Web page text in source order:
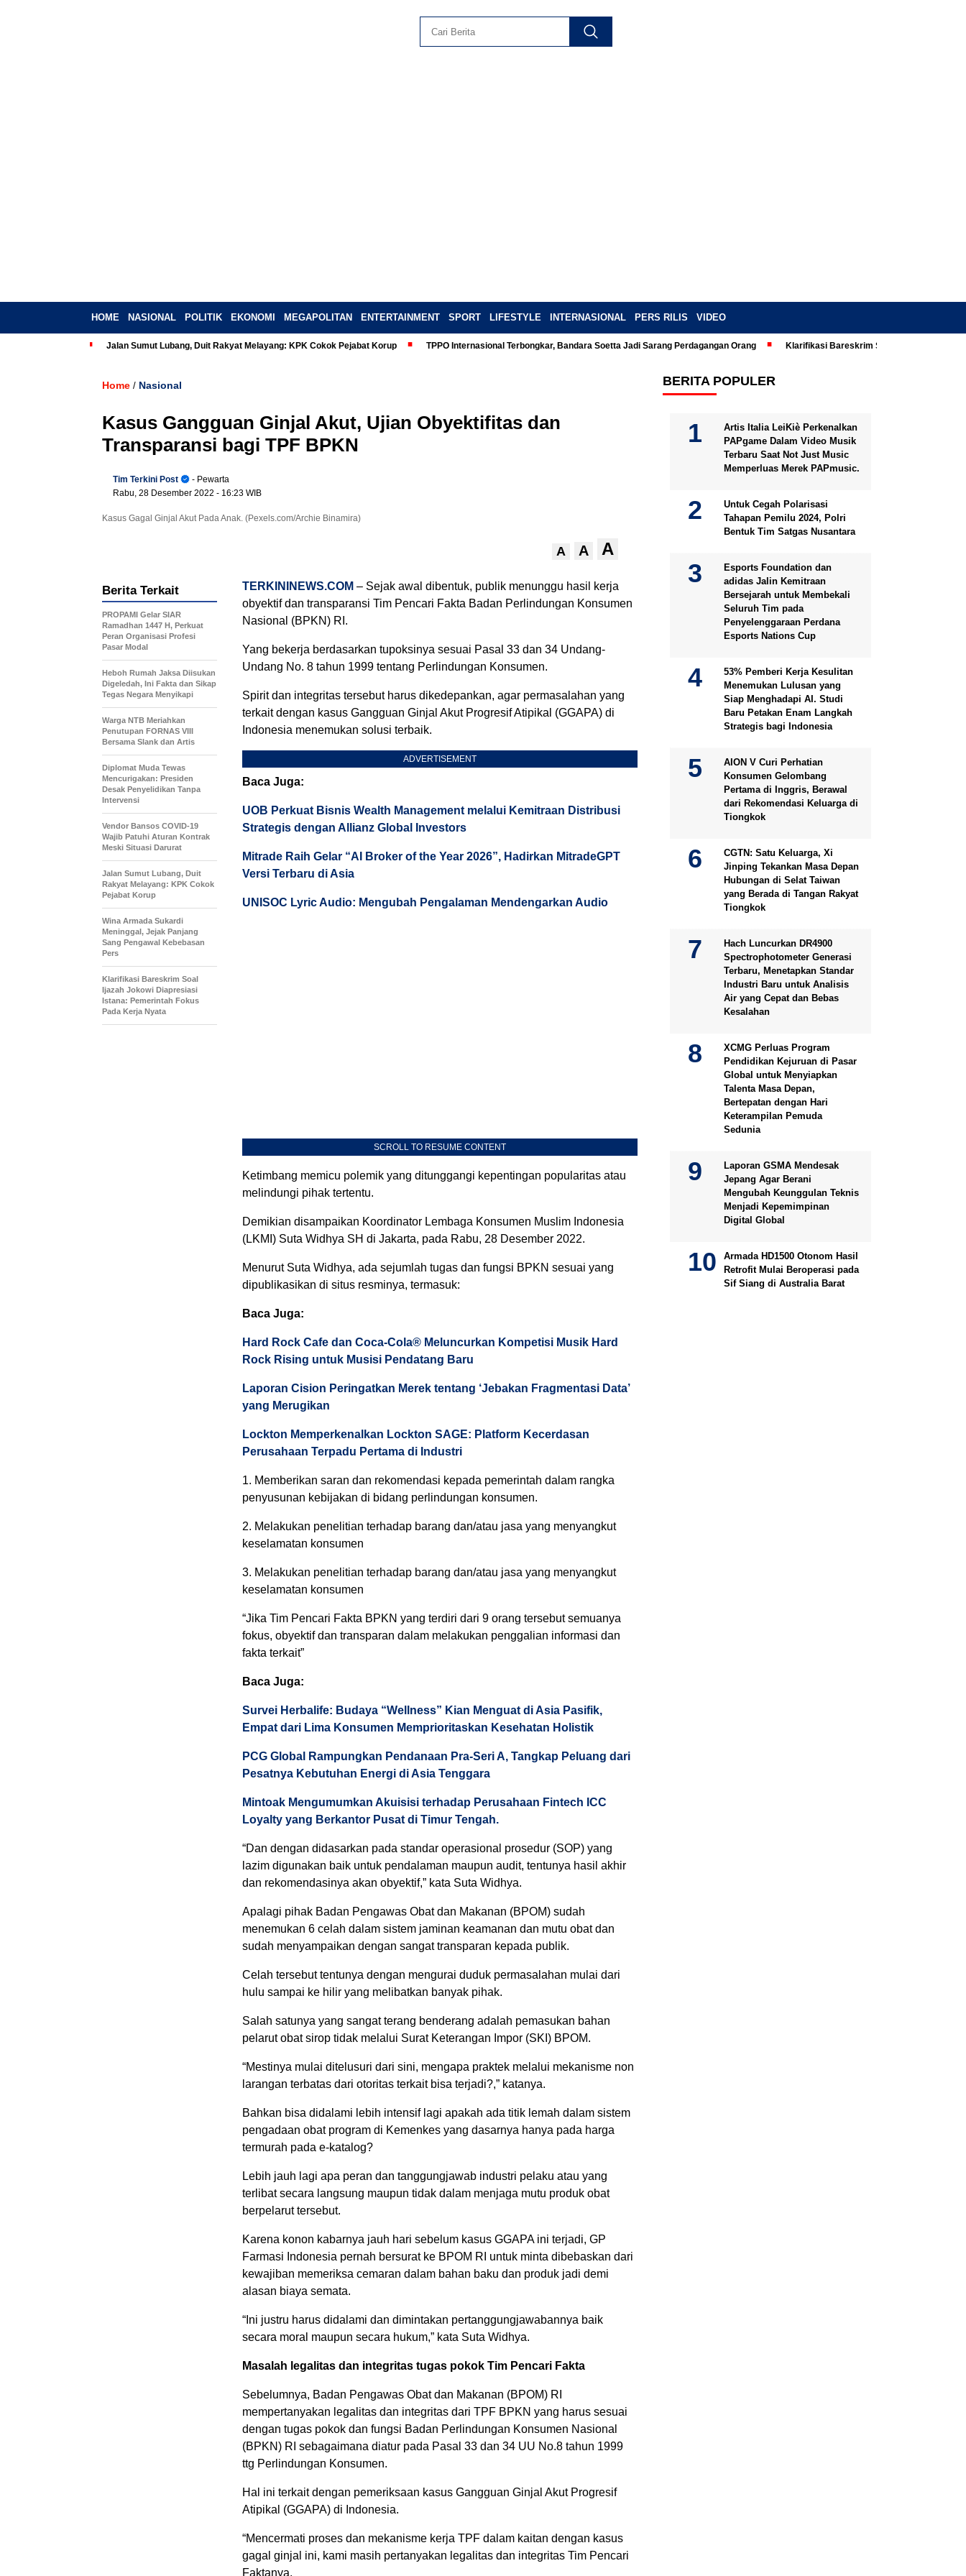
HOME NASIONAL POLITIK EKONOMI MEGAPOLITAN ENTERTAINMENT SPORT LIFESTYLE INTERNASIONAL PERS RILIS VIDEO
Jalan Sumut Lubang, Duit Rakyat Melayang: KPK Cokok Pejabat Korup TPPO Internasional Terbongkar, Bandara Soetta Jadi Sarang Perdagangan Orang Klarifikasi Bareskrim Soal Ijazah Jokowi
Home / Nasional
Kasus Gangguan Ginjal Akut, Ujian Obyektifitas dan
Transparansi bagi TPF BPKN
Tim Terkini Post
- Pewarta
Rabu, 28 Desember 2022 - 16:23 WIB
Kasus Gagal Ginjal Akut Pada Anak. (Pexels.com/Archie Binamira)
A A A
TERKININEWS.COM – Sejak awal dibentuk, publik menunggu hasil kerja
obyektif dan transparansi Tim Pencari Fakta Badan Perlindungan Konsumen
Nasional (BPKN) RI.
Yang bekerja berdasarkan tupoksinya sesuai Pasal 33 dan 34 Undang-
Undang No. 8 tahun 1999 tentang Perlindungan Konsumen.
Spirit dan integritas tersebut harus dikedepankan, agar permasalahan yang
terkait dengan kasus Gangguan Ginjal Akut Progresif Atipikal (GGAPA) di
Indonesia menemukan solusi terbaik.
ADVERTISEMENT
Baca Juga:
UOB Perkuat Bisnis Wealth Management melalui Kemitraan Distribusi
Strategis dengan Allianz Global Investors
Mitrade Raih Gelar “AI Broker of the Year 2026”, Hadirkan MitradeGPT
Versi Terbaru di Asia
UNISOC Lyric Audio: Mengubah Pengalaman Mendengarkan Audio
SCROLL TO RESUME CONTENT
Ketimbang memicu polemik yang ditunggangi kepentingan popularitas atau
melindungi pihak tertentu.
Demikian disampaikan Koordinator Lembaga Konsumen Muslim Indonesia
(LKMI) Suta Widhya SH di Jakarta, pada Rabu, 28 Desember 2022.
Menurut Suta Widhya, ada sejumlah tugas dan fungsi BPKN sesuai yang
dipublikasikan di situs resminya, termasuk:
Baca Juga:
Hard Rock Cafe dan Coca-Cola® Meluncurkan Kompetisi Musik Hard
Rock Rising untuk Musisi Pendatang Baru
Laporan Cision Peringatkan Merek tentang ‘Jebakan Fragmentasi Data’
yang Merugikan
Lockton Memperkenalkan Lockton SAGE: Platform Kecerdasan
Perusahaan Terpadu Pertama di Industri
1. Memberikan saran dan rekomendasi kepada pemerintah dalam rangka
penyusunan kebijakan di bidang perlindungan konsumen.
2. Melakukan penelitian terhadap barang dan/atau jasa yang menyangkut
keselamatan konsumen
3. Melakukan penelitian terhadap barang dan/atau jasa yang menyangkut
keselamatan konsumen
“Jika Tim Pencari Fakta BPKN yang terdiri dari 9 orang tersebut semuanya
fokus, obyektif dan transparan dalam melakukan penggalian informasi dan
fakta terkait”
Baca Juga:
Survei Herbalife: Budaya “Wellness” Kian Menguat di Asia Pasifik,
Empat dari Lima Konsumen Memprioritaskan Kesehatan Holistik
PCG Global Rampungkan Pendanaan Pra-Seri A, Tangkap Peluang dari
Pesatnya Kebutuhan Energi di Asia Tenggara
Mintoak Mengumumkan Akuisisi terhadap Perusahaan Fintech ICC
Loyalty yang Berkantor Pusat di Timur Tengah.
“Dan dengan didasarkan pada standar operasional prosedur (SOP) yang
lazim digunakan baik untuk pendalaman maupun audit, tentunya hasil akhir
dan rekomendasinya akan obyektif,” kata Suta Widhya.
Apalagi pihak Badan Pengawas Obat dan Makanan (BPOM) sudah
menemukan 6 celah dalam sistem jaminan keamanan dan mutu obat dan
sudah menyampaikan dengan sangat transparan kepada publik.
Celah tersebut tentunya dengan mengurai duduk permasalahan mulai dari
hulu sampai ke hilir yang melibatkan banyak pihak.
Salah satunya yang sangat terang benderang adalah pemasukan bahan
pelarut obat sirop tidak melalui Surat Keterangan Impor (SKI) BPOM.
“Mestinya mulai ditelusuri dari sini, mengapa praktek melalui mekanisme non
larangan terbatas dari otoritas terkait bisa terjadi?,” katanya.
Bahkan bisa didalami lebih intensif lagi apakah ada titik lemah dalam sistem
pengadaan obat program di Kemenkes yang dasarnya hanya pada harga
termurah pada e-katalog?
Lebih jauh lagi apa peran dan tanggungjawab industri pelaku atau yang
terlibat secara langsung maupun tidak dalam menjaga mutu produk obat
berpelarut tersebut.
Karena konon kabarnya jauh hari sebelum kasus GGAPA ini terjadi, GP
Farmasi Indonesia pernah bersurat ke BPOM RI untuk minta dibebaskan dari
kewajiban memeriksa cemaran dalam bahan baku dan produk jadi demi
alasan biaya semata.
“Ini justru harus didalami dan dimintakan pertanggungjawabannya baik
secara moral maupun secara hukum,” kata Suta Widhya.
Masalah legalitas dan integritas tugas pokok Tim Pencari Fakta
Sebelumnya, Badan Pengawas Obat dan Makanan (BPOM) RI
mempertanyakan legalitas dan integritas dari TPF BPKN yang harus sesuai
dengan tugas pokok dan fungsi Badan Perlindungan Konsumen Nasional
(BPKN) RI sebagaimana diatur pada Pasal 33 dan 34 UU No.8 tahun 1999
ttg Perlindungan Konsumen.
Hal ini terkait dengan pemeriksaan kasus Gangguan Ginjal Akut Progresif
Atipikal (GGAPA) di Indonesia.
“Mencermati proses dan mekanisme kerja TPF dalam kaitan dengan kasus
gagal ginjal ini, kami masih pertanyakan legalitas dan integritas Tim Pencari
Faktanya.
Berita Terkait
PROPAMI Gelar SIAR
Ramadhan 1447 H, Perkuat
Peran Organisasi Profesi
Pasar Modal
Heboh Rumah Jaksa Diisukan
Digeledah, Ini Fakta dan Sikap
Tegas Negara Menyikapi
Warga NTB Meriahkan
Penutupan FORNAS VIII
Bersama Slank dan Artis
Diplomat Muda Tewas
Mencurigakan: Presiden
Desak Penyelidikan Tanpa
Intervensi
Vendor Bansos COVID-19
Wajib Patuhi Aturan Kontrak
Meski Situasi Darurat
Jalan Sumut Lubang, Duit
Rakyat Melayang: KPK Cokok
Pejabat Korup
Wina Armada Sukardi
Meninggal, Jejak Panjang
Sang Pengawal Kebebasan
Pers
Klarifikasi Bareskrim Soal
Ijazah Jokowi Diapresiasi
Istana: Pemerintah Fokus
Pada Kerja Nyata
BERITA POPULER
Artis Italia LeiKiè Perkenalkan
PAPgame Dalam Video Musik
Terbaru Saat Not Just Music
Memperluas Merek PAPmusic.
Untuk Cegah Polarisasi
Tahapan Pemilu 2024, Polri
Bentuk Tim Satgas Nusantara
Esports Foundation dan
adidas Jalin Kemitraan
Bersejarah untuk Membekali
Seluruh Tim pada
Penyelenggaraan Perdana
Esports Nations Cup
53% Pemberi Kerja Kesulitan
Menemukan Lulusan yang
Siap Menghadapi AI. Studi
Baru Petakan Enam Langkah
Strategis bagi Indonesia
AION V Curi Perhatian
Konsumen Gelombang
Pertama di Inggris, Berawal
dari Rekomendasi Keluarga di
Tiongkok
CGTN: Satu Keluarga, Xi
Jinping Tekankan Masa Depan
Hubungan di Selat Taiwan
yang Berada di Tangan Rakyat
Tiongkok
Hach Luncurkan DR4900
Spectrophotometer Generasi
Terbaru, Menetapkan Standar
Industri Baru untuk Analisis
Air yang Cepat dan Bebas
Kesalahan
XCMG Perluas Program
Pendidikan Kejuruan di Pasar
Global untuk Menyiapkan
Talenta Masa Depan,
Bertepatan dengan Hari
Keterampilan Pemuda
Sedunia
Laporan GSMA Mendesak
Jepang Agar Berani
Mengubah Keunggulan Teknis
Menjadi Kepemimpinan
Digital Global
Armada HD1500 Otonom Hasil
Retrofit Mulai Beroperasi pada
Sif Siang di Australia Barat